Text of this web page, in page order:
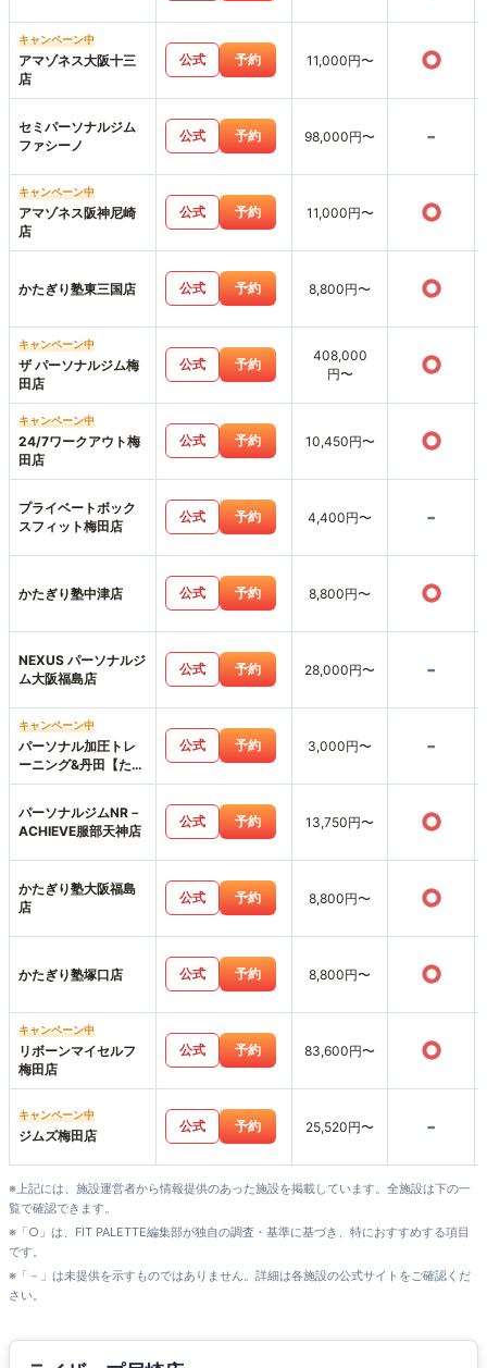
キャンペーン中
アマゾネス大阪十三
店
公式 予約 11,000円〜 ○
セミパーソナルジム
ファシーノ
公式 予約 98,000円〜 -
キャンペーン中
アマゾネス阪神尼崎
店
公式 予約 11,000円〜 ○
かたぎり塾東三国店 公式 予約 8,800円〜 ○
キャンペーン中
ザ パーソナルジム梅
田店
公式 予約
408,000
円〜
○
キャンペーン中
24/7ワークアウト梅
田店
公式 予約 10,450円〜 ○
プライベートボック
スフィット梅田店
公式 予約 4,400円〜 -
かたぎり塾中津店 公式 予約 8,800円〜 ○
NEXUS パーソナルジ
ム大阪福島店
公式 予約 28,000円〜 -
キャンペーン中
パーソナル加圧トレ
ーニング&丹田【たん
でん】波動整体スタ
ツニニナナ-
公式 予約 3,000円〜 -
パーソナルジムNR－
ACHIEVE服部天神店
公式 予約 13,750円〜 ○
かたぎり塾大阪福島
店
公式 予約 8,800円〜 ○
かたぎり塾塚口店 公式 予約 8,800円〜 ○
キャンペーン中
リボーンマイセルフ
梅田店
公式 予約 83,600円〜 ○
キャンペーン中
ジムズ梅田店
公式 予約 25,520円〜 -
※上記には、施設運営者から情報提供のあった施設を掲載しています。全施設は下の一
覧で確認できます。
※「○」は、FIT PALETTE編集部が独自の調査・基準に基づき、特におすすめする項目
です。
※「－」は未提供を示すものではありません。詳細は各施設の公式サイトをご確認くだ
さい。